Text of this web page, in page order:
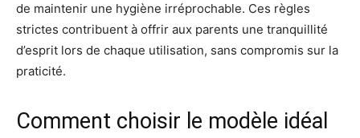
de maintenir une hygiène irréprochable. Ces règles
strictes contribuent à offrir aux parents une tranquillité
d’esprit lors de chaque utilisation, sans compromis sur la
praticité.
Comment choisir le modèle idéal